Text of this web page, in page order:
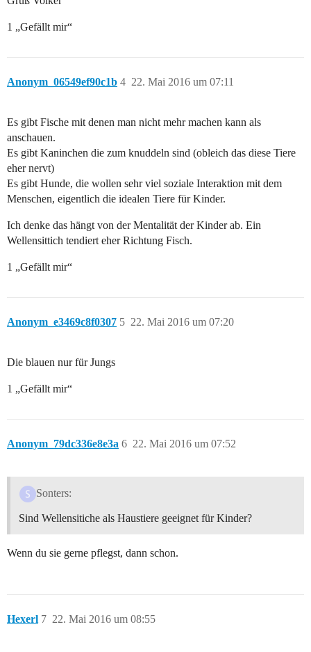
1 „Gefällt mir“
Anonym_06549ef90c1b 22. Mai 2016 um 07:11
4
Es gibt Fische mit denen man nicht mehr machen kann als
anschauen.
Es gibt Kaninchen die zum knuddeln sind (obleich das diese Tiere
eher nervt)
Es gibt Hunde, die wollen sehr viel soziale Interaktion mit dem
Menschen, eigentlich die idealen Tiere für Kinder.
Ich denke das hängt von der Mentalität der Kinder ab. Ein
Wellensittich tendiert eher Richtung Fisch.
1 „Gefällt mir“
Anonym_e3469c8f0307 22. Mai 2016 um 07:20
5
Die blauen nur für Jungs
1 „Gefällt mir“
Anonym_79dc336e8e3a 22. Mai 2016 um 07:52
6
Sonters:
Sind Wellensitiche als Haustiere geeignet für Kinder?
Wenn du sie gerne pflegst, dann schon.
Hexerl 22. Mai 2016 um 08:55
7